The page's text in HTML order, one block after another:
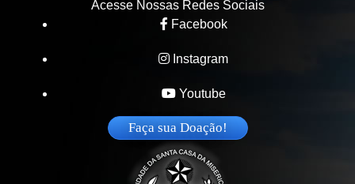
Acesse Nossas Redes Sociais
Facebook
Instagram
Youtube
Faça sua Doação!